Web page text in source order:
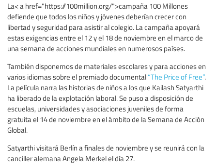
La< a href="https://100million.org/">campaña 100 Millones
defiende que todos los niños y jóvenes deberían crecer con
libertad y seguridad para asistir al colegio. La campaña apoyará
estas exigencias entre el 12 y el 18 de noviembre en el marco de
una semana de acciones mundiales en numerosos países.
También disponemos de materiales escolares y para acciones en
varios idiomas sobre el premiado documental “The Price of Free”.
La película narra las historias de niños a los que Kailash Satyarthi
ha liberado de la explotación laboral. Se puso a disposición de
escuelas, universidades y asociaciones juveniles de forma
gratuita el 14 de noviembre en el ámbito de la Semana de Acción
Global.
Satyarthi visitará Berlín a finales de noviembre y se reunirá con la
canciller alemana Angela Merkel el día 27.